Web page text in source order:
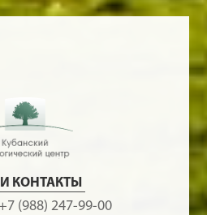
КОНТАКТЫ
(988) 247-99-00